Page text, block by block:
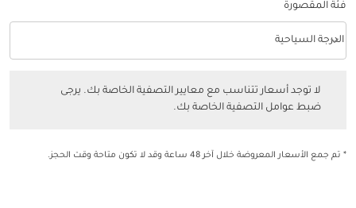
فئة المقصورة
فئة المقصورة option الدرجة السياحية Selected
الدرجة السياحية
keyboard_arrow_down
لا توجد أسعار تتناسب مع معايير التصفية الخاصة بك. يرجى
ضبط عوامل التصفية الخاصة بك.
* تم جمع الأسعار المعروضة خلال آخر 48 ساعة وقد لا تكون متاحة وقت الحجز.